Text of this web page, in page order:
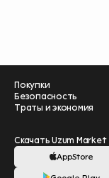
Покупки
Безопасность
Траты и экономия
Скачать Uzum Market
AppStore